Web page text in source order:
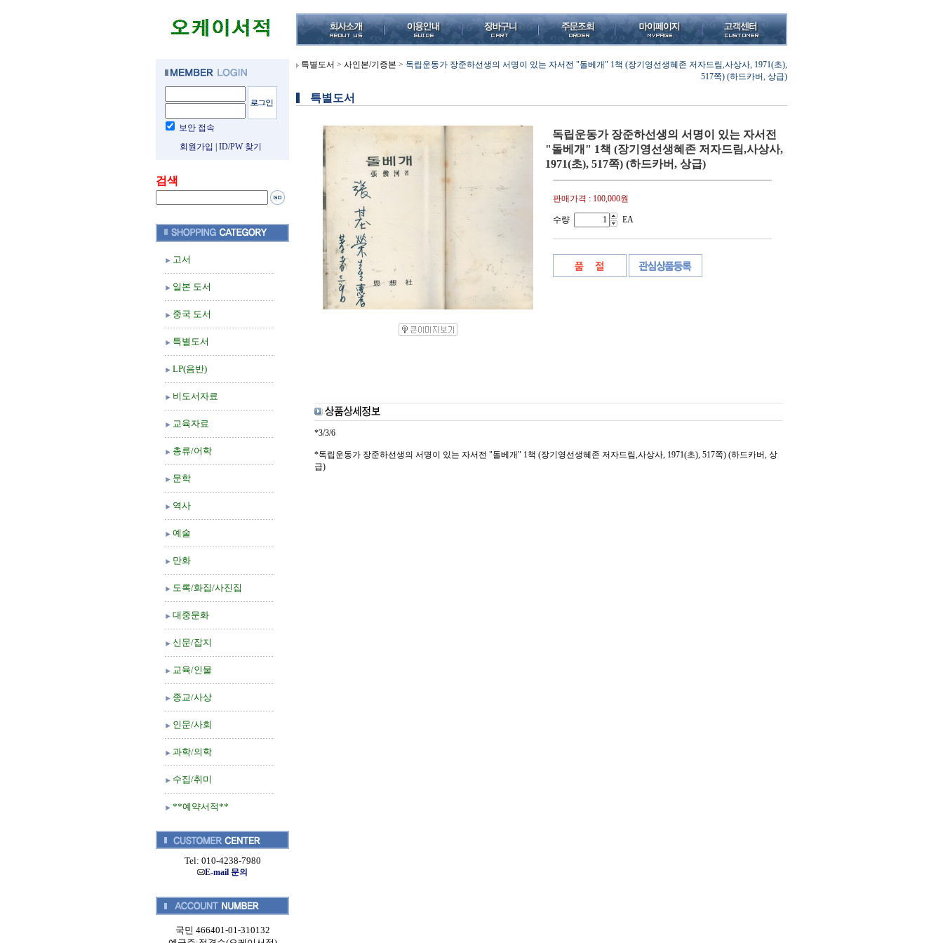
보안 접속
회원가입
ID/PW 찾기
검색
고서
일본 도서
중국 도서
특별도서
LP(음반)
비도서자료
교육자료
총류/어학
문학
역사
예술
만화
도록/화집/사진집
대중문화
신문/잡지
교육/인물
종교/사상
인문/사회
과학/의학
수집/취미
**예약서적**
Tel: 010-4238-7980
E-mail 문의
국민 466401-01-310132
특별도서 > 사인본/기증본 > 독립운동가 장준하선생의 서명이 있는 자서전 "돌베개" 1책 (장기영선생혜존 저자드림,사상사, 1971(초),
517쪽) (하드카버, 상급)
특별도서
독립운동가 장준하선생의 서명이 있는 자서전
"돌베개" 1책 (장기영선생혜존 저자드림,사상사,
1971(초), 517쪽) (하드카버, 상급)
판매가격 : 100,000원
수량 EA
*3/3/6
*독립운동가 장준하선생의 서명이 있는 자서전 "돌베개" 1책 (장기영선생혜존 저자드림,사상사, 1971(초), 517쪽) (하드카버, 상
급)